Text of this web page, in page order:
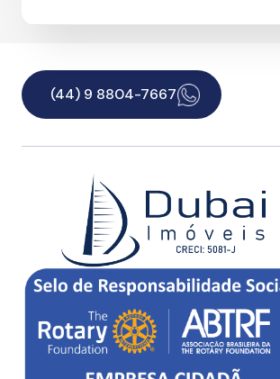
(44) 9 8804-7667